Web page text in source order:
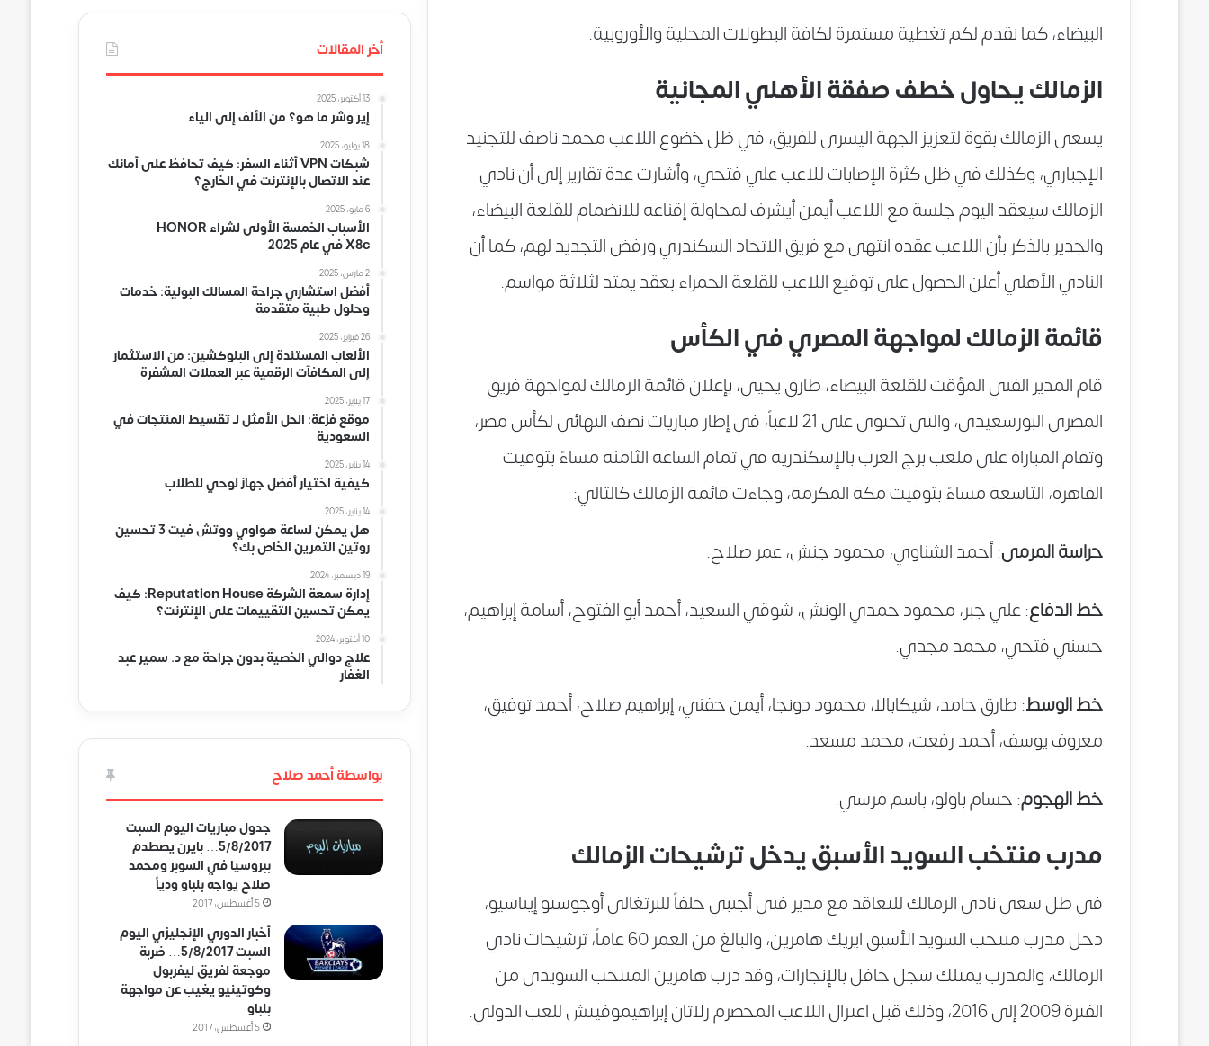
البيضاء، كما نقدم لكم تغطية مستمرة لكافة البطولات المحلية والأوروبية.
الزمالك يحاول خطف صفقة الأهلي المجانية
يسعى الزمالك بقوة لتعزيز الجهة اليسرى للفريق، في ظل خضوع اللاعب محمد ناصف للتجنيد
الإجباري، وكذلك في ظل كثرة الإصابات للاعب علي فتحي، وأشارت عدة تقارير إلى أن نادي
الزمالك سيعقد اليوم جلسة مع اللاعب أيمن أيشرف لمحاولة إقناعه للانضمام للقلعة البيضاء،
والجدير بالذكر بأن اللاعب عقده انتهى مع فريق الاتحاد السكندري ورفض التجديد لهم، كما أن
النادي الأهلي أعلن الحصول على توقيع اللاعب للقلعة الحمراء بعقد يمتد لثلاثة مواسم.
قائمة الزمالك لمواجهة المصري في الكأس
قام المدير الفني المؤقت للقلعة البيضاء، طارق يحيي، بإعلان قائمة الزمالك لمواجهة فريق
المصري البورسعيدي، والتي تحتوي على 21 لاعباً، في إطار مباريات نصف النهائي لكأس مصر،
وتقام المباراة على ملعب برج العرب بالإسكندرية في تمام الساعة الثامنة مساءً بتوقيت
القاهرة، التاسعة مساءً بتوقيت مكة المكرمة، وجاءت قائمة الزمالك كالتالي:
حراسة المرمى: أحمد الشناوي، محمود جنش، عمر صلاح.
خط الدفاع: علي جبر، محمود حمدي الونش، شوقي السعيد، أحمد أبو الفتوح، أسامة إبراهيم،
حسني فتحي، محمد مجدي.
خط الوسط: طارق حامد، شيكابالا، محمود دونجا، أيمن حفني، إبراهيم صلاح، أحمد توفيق،
معروف يوسف، أحمد رفعت، محمد مسعد.
خط الهجوم: حسام باولو، باسم مرسي.
مدرب منتخب السويد الأسبق يدخل ترشيحات الزمالك
في ظل سعي نادي الزمالك للتعاقد مع مدير فني أجنبي خلفاً للبرتغالي أوجوستو إيناسيو،
دخل مدرب منتخب السويد الأسبق ايريك هامرين، والبالغ من العمر 60 عاماً، ترشيحات نادي
الزمالك، والمدرب يمتلك سجل حافل بالإنجازات، وقد درب هامرين المنتخب السويدي من
الفترة 2009 إلى 2016، وذلك قبل اعتزال اللاعب المخضرم زلاتان إبراهيموفيتش للعب الدولي.
أخر المقالات
13 أكتوبر، 2025
إير وشر ما هو؟ من الألف إلى الياء
18 يوليو، 2025
شبكات VPN أثناء السفر: كيف تحافظ على أمانك
عند الاتصال بالإنترنت في الخارج؟
6 مايو، 2025
الأسباب الخمسة الأولى لشراء HONOR
X8c في عام 2025
2 مارس، 2025
أفضل استشاري جراحة المسالك البولية: خدمات
وحلول طبية متقدمة
26 فبراير، 2025
الألعاب المستندة إلى البلوكشين: من الاستثمار
إلى المكافآت الرقمية عبر العملات المشفرة
17 يناير، 2025
موقع فزعة: الحل الأمثل لـ تقسيط المنتجات في
السعودية
14 يناير، 2025
كيفية اختيار أفضل جهاز لوحي للطلاب
14 يناير، 2025
هل يمكن لساعة هواوي ووتش فيت 3 تحسين
روتين التمرين الخاص بك؟
19 ديسمبر، 2024
إدارة سمعة الشركة Reputation House: كيف
يمكن تحسين التقييمات على الإنترنت؟
10 أكتوبر، 2024
علاج دوالي الخصية بدون جراحة مع د. سمير عبد
الغفار
بواسطة أحمد صلاح
جدول مباريات اليوم السبت
5/8/2017… بايرن يصطدم
ببروسيا في السوبر ومحمد
صلاح يواجه بلباو ودياً
5 أغسطس، 2017
أخبار الدوري الإنجليزي اليوم
السبت 5/8/2017… ضربة
موجعة لفريق ليفربول
وكوتينيو يغيب عن مواجهة
بلباو
5 أغسطس، 2017